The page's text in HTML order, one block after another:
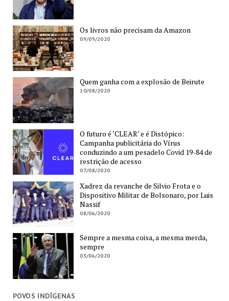
Os livros não precisam da Amazon
09/09/2020
Quem ganha com a explosão de Beirute
10/08/2020
O futuro é ‘CLEAR’ e é Distópico:
Campanha publicitária do Vírus
conduzindo a um pesadelo Covid 19-84 de
restrição de acesso
07/08/2020
Xadrez da revanche de Silvio Frota e o
Dispositivo Militar de Bolsonaro, por Luis
Nassif
08/06/2020
Sempre a mesma coisa, a mesma merda,
sempre
03/06/2020
POVOS INDÍGENAS